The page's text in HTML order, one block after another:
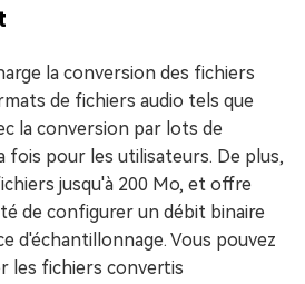
la conversion des fichiers
de fichiers audio tels que
la conversion par lots de
fois pour les utilisateurs. De plus,
jusqu'à 200 Mo, et offre
de configurer un débit binaire
d'échantillonnage. Vous pouvez
les fichiers convertis